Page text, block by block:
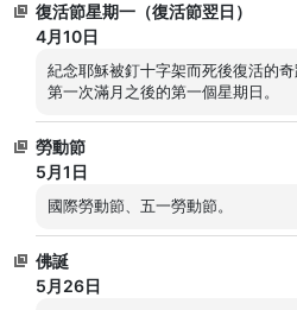
復活節星期一（復活節翌日）
4月10日
紀念耶穌被釘十字架而死後復活的
第一次滿月之後的第一個星期日。
勞動節
5月1日
國際勞動節、五一勞動節。
佛誕
5月26日